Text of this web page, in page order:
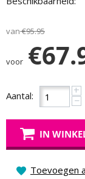
van €95.95
voor €
Aantal: +
−
IN
Toevoegen